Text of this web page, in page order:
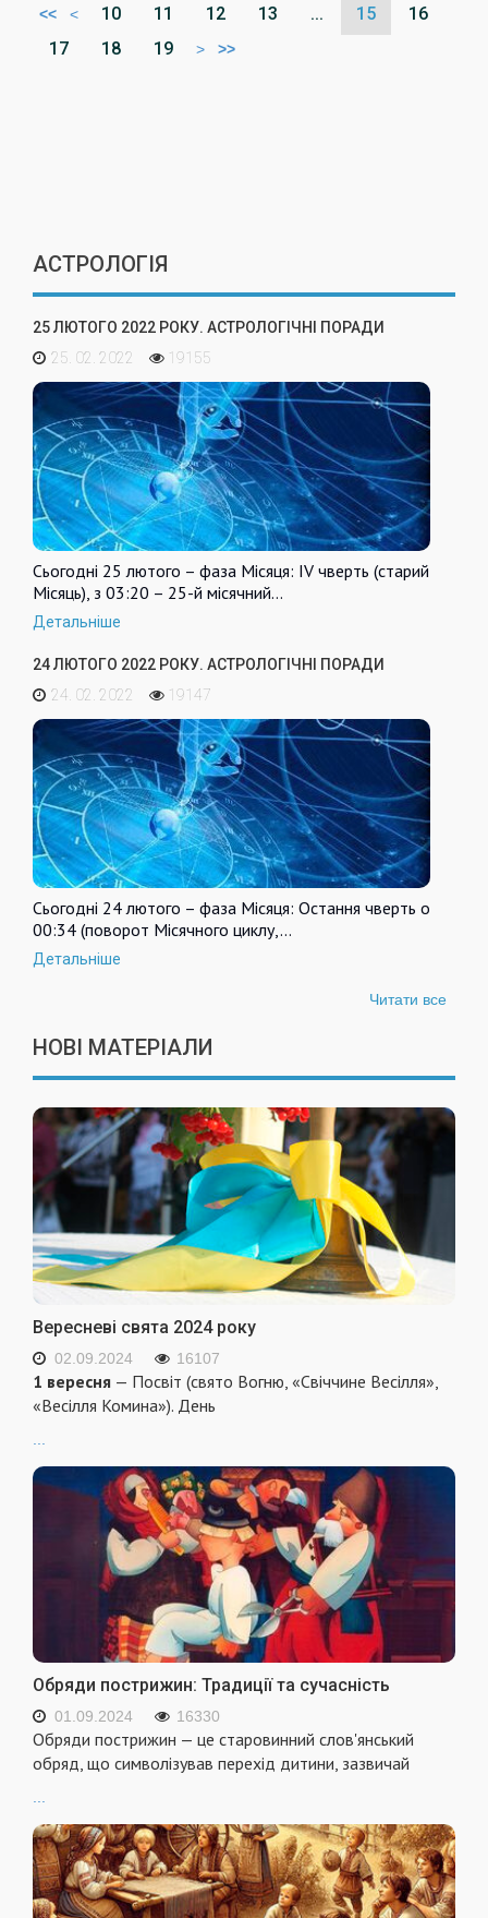
<< < 10 11 12 13 ... 15
16
17
18 19 > >>
АСТРОЛОГІЯ
25 ЛЮТОГО 2022 РОКУ. АСТРОЛОГІЧНІ ПОРАДИ
25. 02. 2022
19155
Сьогодні 25 лютого – фаза Місяця: IV чверть (старий
Місяць), з 03:20 – 25-й місячний…
Детальніше
24 ЛЮТОГО 2022 РОКУ. АСТРОЛОГІЧНІ ПОРАДИ
24. 02. 2022
19147
Сьогодні 24 лютого – фаза Місяця: Остання чверть о
00:34 (поворот Місячного циклу,…
Детальніше
Читати все
НОВІ МАТЕРІАЛИ
Вересневі свята 2024 року
02.09.2024 16107
1 вересня — Посвіт (свято Вогню, «Свіччине Весілля»,
«Весілля Комина»). День
Обряди пострижин: Традиції та сучасність
01.09.2024 16330
Обряди пострижин — це старовинний слов'янський
обряд, що символізував перехід дитини, зазвичай